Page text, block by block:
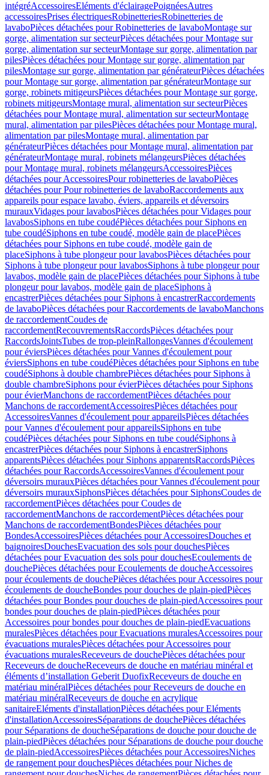
intégréAccessoiresEléments d'éclairagePoignéesAutres
accessoiresPrises électriquesRobinetteriesRobinetteries de
lavaboPièces détachées pour Robinetteries de lavaboMontage sur
gorge, alimentation sur secteurPièces détachées pour Montage sur
gorge, alimentation sur secteurMontage sur gorge, alimentation par
pilesPièces détachées pour Montage sur gorge, alimentation par
pilesMontage sur gorge, alimentation par générateurPièces détachées
pour Montage sur gorge, alimentation par générateurMontage sur
gorge, robinets mitigeursPièces détachées pour Montage sur gorge,
robinets mitigeursMontage mural, alimentation sur secteurPièces
détachées pour Montage mural, alimentation sur secteurMontage
mural, alimentation par pilesPièces détachées pour Montage mural,
alimentation par pilesMontage mural, alimentation par
générateurPièces détachées pour Montage mural, alimentation par
générateurMontage mural, robinets mélangeursPièces détachées
pour Montage mural, robinets mélangeursAccessoiresPièces
détachées pour AccessoiresPour robinetteries de lavaboPièces
détachées pour Pour robinetteries de lavaboRaccordements aux
appareils pour espace lavabo, éviers, appareils et déversoirs
murauxVidages pour lavabosPièces détachées pour Vidages pour
lavabosSiphons en tube coudéPièces détachées pour Siphons en
tube coudéSiphons en tube coudé, modèle gain de placePièces
détachées pour Siphons en tube coudé, modèle gain de
placeSiphons à tube plongeur pour lavabosPièces détachées pour
Siphons à tube plongeur pour lavabosSiphons à tube plongeur pour
lavabos, modèle gain de placePièces détachées pour Siphons à tube
plongeur pour lavabos, modèle gain de placeSiphons à
encastrerPièces détachées pour Siphons à encastrerRaccordements
de lavaboPièces détachées pour Raccordements de lavaboManchons
de raccordementCoudes de
raccordementRecouvrementsRaccordsPièces détachées pour
RaccordsJointsTubes de trop-pleinRallongesVannes d'écoulement
pour éviersPièces détachées pour Vannes d'écoulement pour
éviersSiphons en tube coudéPièces détachées pour Siphons en tube
coudéSiphons à double chambrePièces détachées pour Siphons à
double chambreSiphons pour évierPièces détachées pour Siphons
pour évierManchons de raccordementPièces détachées pour
Manchons de raccordementAccessoiresPièces détachées pour
AccessoiresVannes d'écoulement pour appareilsPièces détachées
pour Vannes d'écoulement pour appareilsSiphons en tube
coudéPièces détachées pour Siphons en tube coudéSiphons à
encastrerPièces détachées pour Siphons à encastrerSiphons
apparentsPièces détachées pour Siphons apparentsRaccordsPièces
détachées pour RaccordsAccessoiresVannes d'écoulement pour
déversoirs murauxPièces détachées pour Vannes d'écoulement pour
déversoirs murauxSiphonsPièces détachées pour SiphonsCoudes de
raccordementPièces détachées pour Coudes de
raccordementManchons de raccordementPièces détachées pour
Manchons de raccordementBondesPièces détachées pour
BondesAccessoiresPièces détachées pour AccessoiresDouches et
baignoiresDouchesEvacuation des sols pour douchesPièces
détachées pour Evacuation des sols pour douchesEcoulements de
douchePièces détachées pour Ecoulements de doucheAccessoires
pour écoulements de douchePièces détachées pour Accessoires pour
écoulements de doucheBondes pour douches de plain-piedPièces
détachées pour Bondes pour douches de plain-piedAccessoires pour
bondes pour douches de plain-piedPièces détachées pour
Accessoires pour bondes pour douches de plain-piedEvacuations
muralesPièces détachées pour Evacuations muralesAccessoires pour
évacuations muralesPièces détachées pour Accessoires pour
évacuations muralesReceveurs de douchePièces détachées pour
Receveurs de doucheReceveurs de douche en matériau minéral et
éléments d’installation Geberit DuofixReceveurs de douche en
matériau minéralPièces détachées pour Receveurs de douche en
matériau minéralReceveurs de douche en acrylique
sanitaireEléments d'installationPièces détachées pour Eléments
d'installationAccessoiresSéparations de douchePièces détachées
pour Séparations de doucheSéparations de douche pour douche de
plain-piedPièces détachées pour Séparations de douche pour douche
de plain-piedAccessoiresPièces détachées pour AccessoiresNiches
de rangement pour douchesPièces détachées pour Niches de